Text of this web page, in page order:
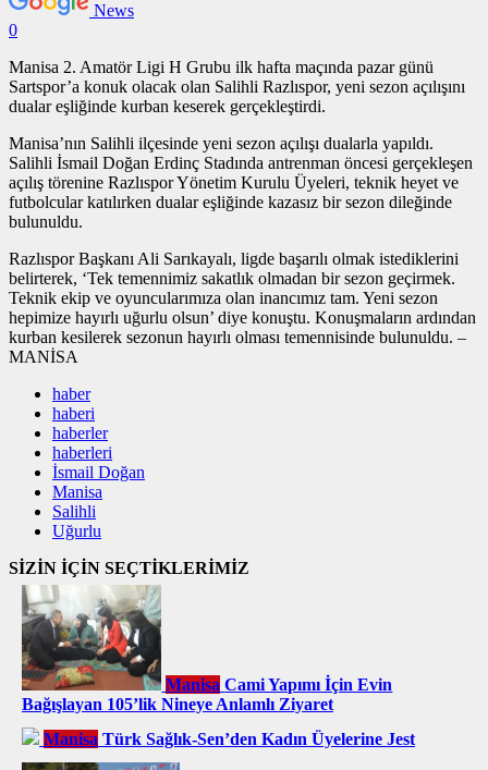
News
0
Manisa 2. Amatör Ligi H Grubu ilk hafta maçında pazar günü
Sartspor’a konuk olacak olan Salihli Razlıspor, yeni sezon açılışını
dualar eşliğinde kurban keserek gerçekleştirdi.
Manisa’nın Salihli ilçesinde yeni sezon açılışı dualarla yapıldı.
Salihli İsmail Doğan Erdinç Stadında antrenman öncesi gerçekleşen
açılış törenine Razlıspor Yönetim Kurulu Üyeleri, teknik heyet ve
futbolcular katılırken dualar eşliğinde kazasız bir sezon dileğinde
bulunuldu.
Razlıspor Başkanı Ali Sarıkayalı, ligde başarılı olmak istediklerini
belirterek, ‘Tek temennimiz sakatlık olmadan bir sezon geçirmek.
Teknik ekip ve oyuncularımıza olan inancımız tam. Yeni sezon
hepimize hayırlı uğurlu olsun’ diye konuştu. Konuşmaların ardından
kurban kesilerek sezonun hayırlı olması temennisinde bulunuldu. –
MANİSA
haber
haberi
haberler
haberleri
İsmail Doğan
Manisa
Salihli
Uğurlu
SİZİN İÇİN SEÇTİKLERİMİZ
Manisa Cami Yapımı İçin Evin
Bağışlayan 105’lik Nineye Anlamlı Ziyaret
Manisa Türk Sağlık-Sen’den Kadın Üyelerine Jest